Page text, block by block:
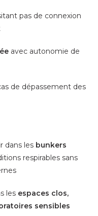
pas de connexion
avec autonomie de
de dépassement des
dans les bunkers
respirables sans
les espaces clos,
sensibles